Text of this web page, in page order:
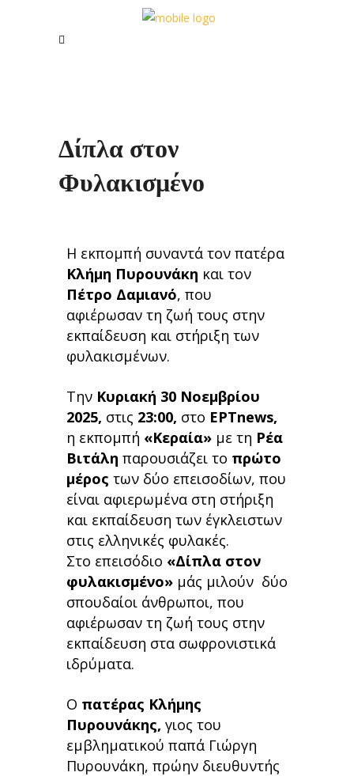
Δίπλα στον
Φυλακισμένο
Η εκπομπή συναντά τον πατέρα
Κλήμη Πυρουνάκη και τον
Πέτρο Δαμιανό, που
αφιέρωσαν τη ζωή τους στην
εκπαίδευση και στήριξη των
φυλακισμένων.
Την Κυριακή 30 Νοεμβρίου
2025, στις 23:00, στο ΕΡΤnews,
η εκπομπή «Κεραία» με τη Ρέα
Βιτάλη παρουσιάζει το πρώτο
μέρος των δύο επεισοδίων, που
είναι αφιερωμένα στη στήριξη
και εκπαίδευση των έγκλειστων
στις ελληνικές φυλακές.
Στο επεισόδιο «Δίπλα στον
φυλακισμένο» μάς μιλούν δύο
σπουδαίοι άνθρωποι, που
αφιέρωσαν τη ζωή τους στην
εκπαίδευση στα σωφρονιστικά
ιδρύματα.
Ο πατέρας Κλήμης
Πυρουνάκης, γιος του
εμβληματικού παπά Γιώργη
Πυρουνάκη, πρώην διευθυντής